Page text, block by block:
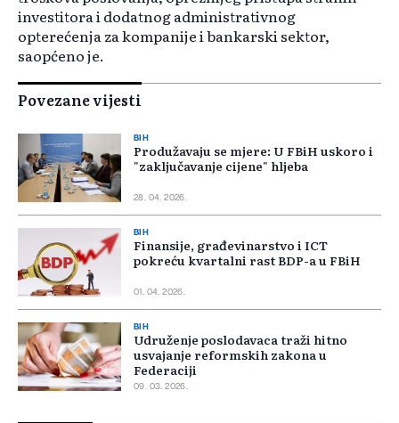
investitora i dodatnog administrativnog
opterećenja za kompanije i bankarski sektor,
saopćeno je.
Povezane vijesti
BIH
Produžavaju se mjere: U FBiH uskoro i
"zaključavanje cijene" hljeba
28. 04. 2026.
BIH
Finansije, građevinarstvo i ICT
pokreću kvartalni rast BDP-a u FBiH
01. 04. 2026.
BIH
Udruženje poslodavaca traži hitno
usvajanje reformskih zakona u
Federaciji
09. 03. 2026.